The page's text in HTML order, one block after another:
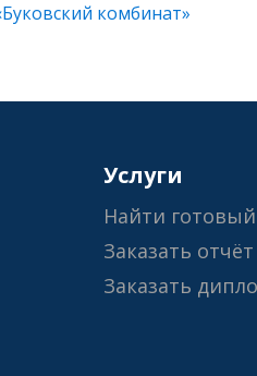
комбинат»
Услуги
Найти
Заказать
Заказать